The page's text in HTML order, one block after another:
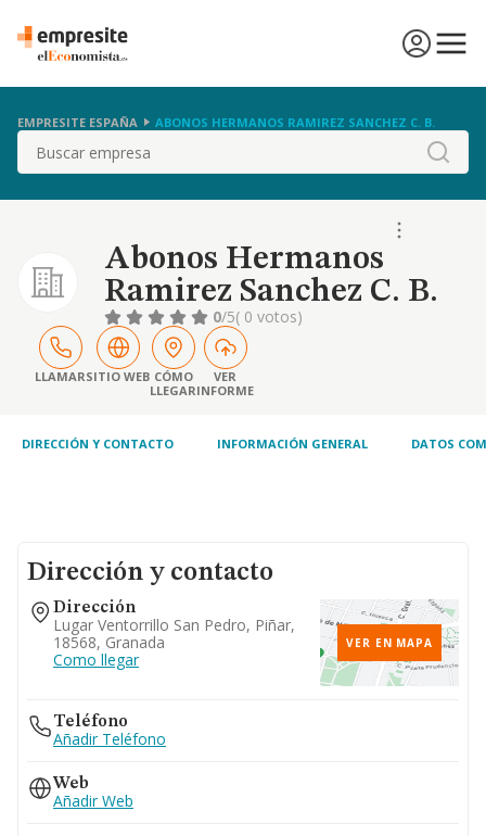
EMPRESITE ESPAÑA ABONOS HERMANOS RAMIREZ SANCHEZ C. B.
Buscar
Abonos Hermanos
Ramirez Sanchez C. B.
0/5( 0 votos)
LLAMARSITIO WEB CÓMO
LLEGAR
VER
INFORME
DIRECCIÓN Y CONTACTO INFORMACIÓN GENERAL DATOS
Dirección y contacto
Dirección
Lugar Ventorrillo San Pedro, Piñar,
18568, Granada
Como llegar
VER EN MAPA
Teléfono
Añadir Teléfono
Web
Añadir Web